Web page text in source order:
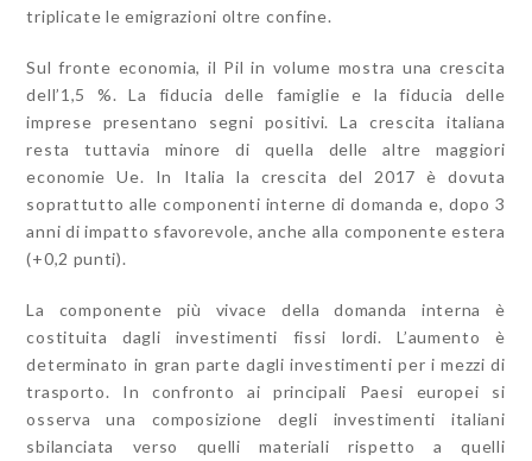
triplicate le emigrazioni oltre confine.
Sul fronte economia, il Pil in volume mostra una crescita
dell’1,5 %. La fiducia delle famiglie e la fiducia delle
imprese presentano segni positivi. La crescita italiana
resta tuttavia minore di quella delle altre maggiori
economie Ue. In Italia la crescita del 2017 è dovuta
soprattutto alle componenti interne di domanda e, dopo 3
anni di impatto sfavorevole, anche alla componente estera
(+0,2 punti).
La componente più vivace della domanda interna è
costituita dagli investimenti fissi lordi. L’aumento è
determinato in gran parte dagli investimenti per i mezzi di
trasporto. In confronto ai principali Paesi europei si
osserva una composizione degli investimenti italiani
sbilanciata verso quelli materiali rispetto a quelli